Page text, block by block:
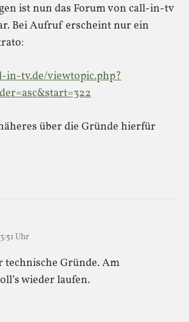
ist nun das Forum von call-in-tv
Bei Aufruf erscheint nur ein
in-tv.de/viewtopic.php?
über die Gründe hierfür
Uhr
technische Gründe. Am
wieder laufen.